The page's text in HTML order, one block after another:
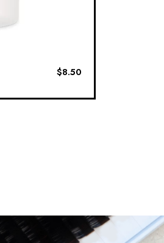
$8.50